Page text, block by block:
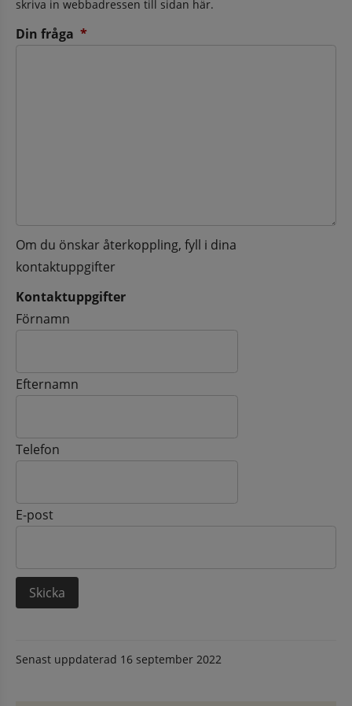
skriva in webbadressen till sidan här.
Din fråga *
Om du önskar återkoppling, fyll i dina
kontaktuppgifter
Kontaktuppgifter
Kontaktuppgifter
Förnamn
Efternamn
Telefon
E-post
Senast uppdaterad 16 september 2022